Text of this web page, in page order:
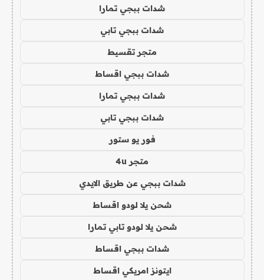
شدات ببجي تمارا
شدات ببجي تابي
متجر تقسيط
شدات ببجي اقساط
شدات ببجي تمارا
شدات ببجي تابي
فور يو ستور
متجر 4u
شدات ببجي عن طريق الايدي
شحن يلا لودو اقساط
شحن يلا لودو تابي تمارا
شدات ببجي اقساط
ايتونز امريكي اقساط